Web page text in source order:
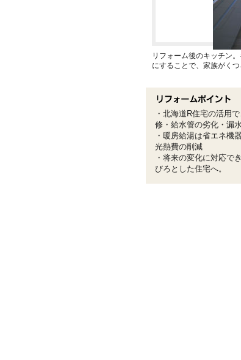
リフォーム後のキッチン
にすることで、家族がくつ
・北海道R住宅の活用
修・給水管の劣化・漏
・暖房給湯は省エネ機
光熱費の削減
・将来の変化に対応
びろとした住宅へ。